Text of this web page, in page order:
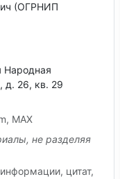
(ОГРНИП
Народная
д. 26, кв. 29
MAX
не разделяя
цитат,